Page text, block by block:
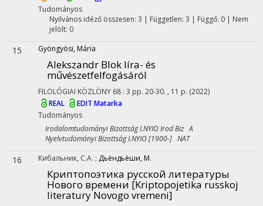
Tudományos
Nyilvános idéző összesen: 3 | Független: 3 | Függő: 0 | Nem
jelölt: 0
15 Gyöngyösi, Mária
Alekszandr Blok líra- és
művészetfelfogásáról
FILOLÓGIAI KÖZLÖNY 68 : 3 pp. 20-30. , 11 p. (2022)
REAL
EDIT Matarka
Tudományos
Irodalomtudományi Bizottság I.NYIO Irod Biz A
Nyelvtudományi Bizottság I.NYIO [1900-] NAT
16 Кибальник, С.А. ; Дьёндьёши, М.
Криптопоэтика русской литературы
Нового времени [Kriptopojetika russkoj
literatury Novogo vremeni]